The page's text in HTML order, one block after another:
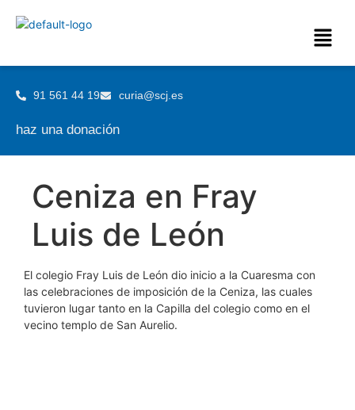
91 561 44 19 curia@scj.es
haz una donación
Ceniza en Fray
Luis de León
El colegio Fray Luis de León dio inicio a la Cuaresma con
las celebraciones de imposición de la Ceniza, las cuales
tuvieron lugar tanto en la Capilla del colegio como en el
vecino templo de San Aurelio.